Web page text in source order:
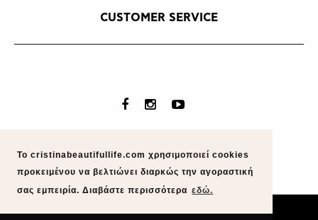
Το cristinabeautifullife.com χρησιμοποιεί cookies
προκειμένου να βελτιώνει διαρκώς την αγοραστική
σας εμπειρία. Διαβάστε περισσότερα εδώ.
CUSTOMER SERVICE
whitehat/radicalel